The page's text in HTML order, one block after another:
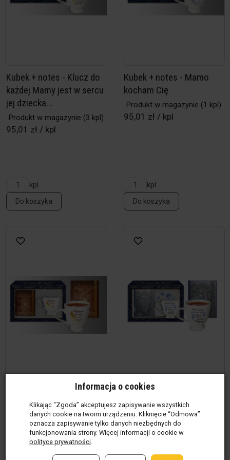
Kubek + notes - Klucz do
każdej Mamy jest w sercu
jej dziecka...
Produkt w magazynie (3 kpl)
95,01 zł / kpl
kpl
Do koszyka
Kubek + notes - Mamo
kocham Cię
Produkt w magazynie (1 kpl)
95,01 zł / kpl
kpl
Do koszyka
mój najlepszy przyjaciel
Produkt w magazynie(4 kpl)
95,01 zł / kpl
Jest na świecie piękna
istota, której jesteśmy
wdzięczni za wszystk...
Informacja o cookies
Klikając “Zgoda” akceptujesz zapisywanie wszystkich
danych cookie na twoim urządzeniu. Kliknięcie “Odmowa”
oznacza zapisywanie tylko danych niezbędnych do
funkcjonowania strony. Więcej informacji o cookie w
polityce prywatności